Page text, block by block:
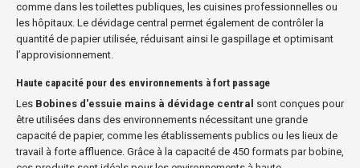
comme dans les toilettes publiques, les cuisines professionnelles ou
les hôpitaux. Le dévidage central permet également de contrôler la
quantité de papier utilisée, réduisant ainsi le gaspillage et optimisant
l’approvisionnement.
Haute capacité pour des environnements à fort passage
Les Bobines d'essuie mains à dévidage central sont conçues pour
être utilisées dans des environnements nécessitant une grande
capacité de papier, comme les établissements publics ou les lieux de
travail à forte affluence. Grâce à la capacité de 450 formats par bobine,